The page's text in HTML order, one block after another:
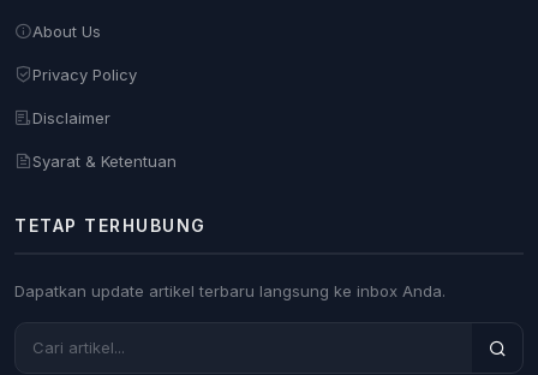
About Us
Privacy Policy
Disclaimer
Syarat & Ketentuan
TETAP TERHUBUNG
Dapatkan update artikel terbaru langsung ke inbox Anda.